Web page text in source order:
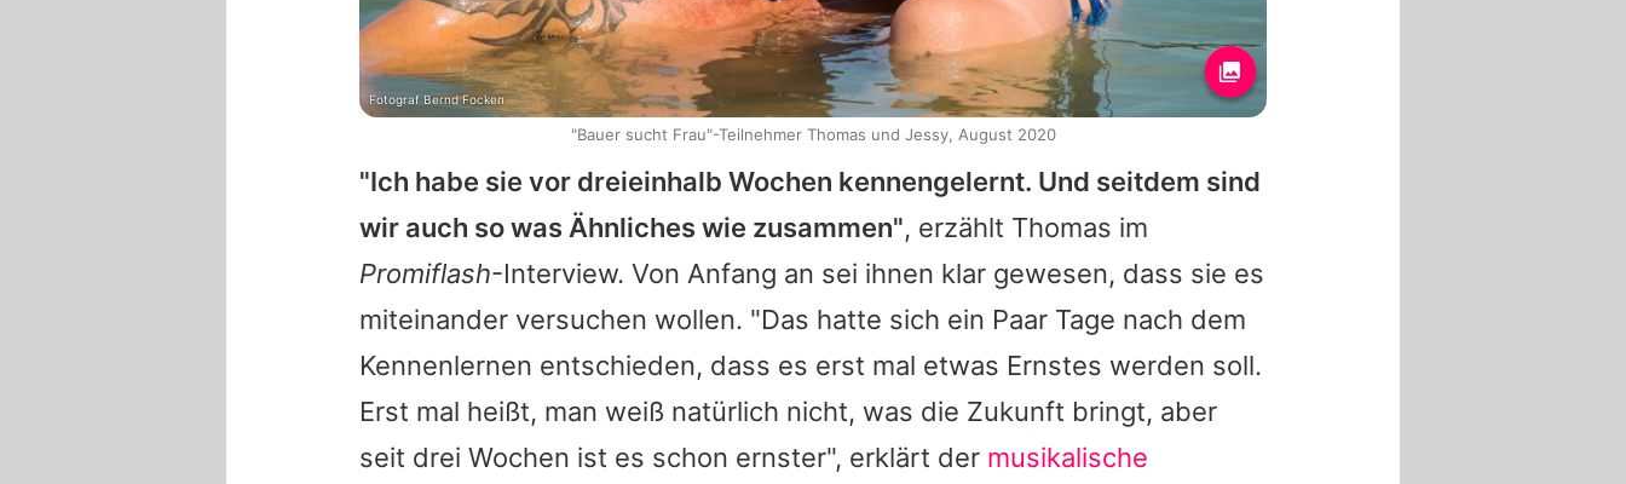
"Ich habe sie vor dreieinhalb Wochen kennengelernt. Und seitdem sind
wir auch so was Ähnliches wie zusammen", erzählt Thomas im
Promiflash-Interview. Von Anfang an sei ihnen klar gewesen, dass sie es
miteinander versuchen wollen. "Das hatte sich ein Paar Tage nach dem
Kennenlernen entschieden, dass es erst mal etwas Ernstes werden soll.
Erst mal heißt, man weiß natürlich nicht, was die Zukunft bringt, aber
seit drei Wochen ist es schon ernster", erklärt der musikalische
Fotograf Bernd Focken
"Bauer sucht Frau"-Teilnehmer Thomas und Jessy, August 2020